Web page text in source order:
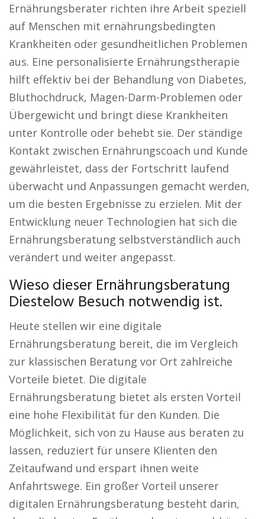
Ernährungsberater richten ihre Arbeit speziell
auf Menschen mit ernährungsbedingten
Krankheiten oder gesundheitlichen Problemen
aus. Eine personalisierte Ernährungstherapie
hilft effektiv bei der Behandlung von Diabetes,
Bluthochdruck, Magen-Darm-Problemen oder
Übergewicht und bringt diese Krankheiten
unter Kontrolle oder behebt sie. Der ständige
Kontakt zwischen Ernährungscoach und Kunde
gewährleistet, dass der Fortschritt laufend
überwacht und Anpassungen gemacht werden,
um die besten Ergebnisse zu erzielen. Mit der
Entwicklung neuer Technologien hat sich die
Ernährungsberatung selbstverständlich auch
verändert und weiter angepasst.
Wieso dieser Ernährungsberatung
Diestelow Besuch notwendig ist.
Heute stellen wir eine digitale
Ernährungsberatung bereit, die im Vergleich
zur klassischen Beratung vor Ort zahlreiche
Vorteile bietet. Die digitale
Ernährungsberatung bietet als ersten Vorteil
eine hohe Flexibilität für den Kunden. Die
Möglichkeit, sich von zu Hause aus beraten zu
lassen, reduziert für unsere Klienten den
Zeitaufwand und erspart ihnen weite
Anfahrtswege. Ein großer Vorteil unserer
digitalen Ernährungsberatung besteht darin,